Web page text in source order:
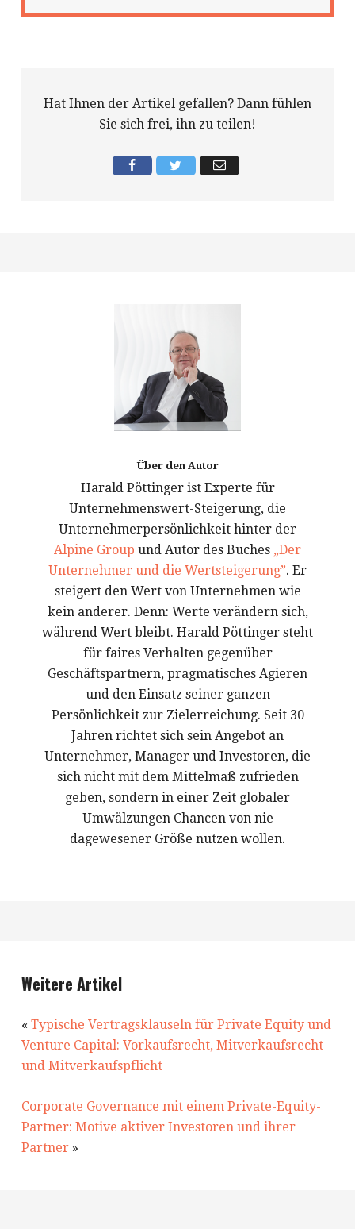
Hat Ihnen der Artikel gefallen? Dann fühlen
Sie sich frei, ihn zu teilen!
Über den Autor
Harald Pöttinger ist Experte für
Unternehmenswert-Steigerung, die
Unternehmerpersönlichkeit hinter der
Alpine Group und Autor des Buches „Der
Unternehmer und die Wertsteigerung”. Er
steigert den Wert von Unternehmen wie
kein anderer. Denn: Werte verändern sich,
während Wert bleibt. Harald Pöttinger steht
für faires Verhalten gegenüber
Geschäftspartnern, pragmatisches Agieren
und den Einsatz seiner ganzen
Persönlichkeit zur Zielerreichung. Seit 30
Jahren richtet sich sein Angebot an
Unternehmer, Manager und Investoren, die
sich nicht mit dem Mittelmaß zufrieden
geben, sondern in einer Zeit globaler
Umwälzungen Chancen von nie
dagewesener Größe nutzen wollen.
Weitere Artikel
« Typische Vertragsklauseln für Private Equity und
Venture Capital: Vorkaufsrecht, Mitverkaufsrecht
und Mitverkaufspflicht
Corporate Governance mit einem Private-Equity-
Partner: Motive aktiver Investoren und ihrer
Partner»